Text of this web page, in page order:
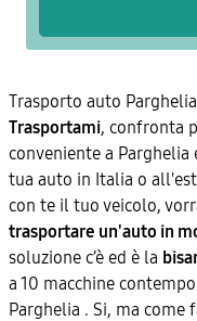
Trasporto auto
Trasportami, confronta
conveniente a
tua auto in Italia o
con te il tuo veicolo,
trasportare un'auto in
soluzione c’è ed è la
a 10 macchine
Parghelia . Si, ma come